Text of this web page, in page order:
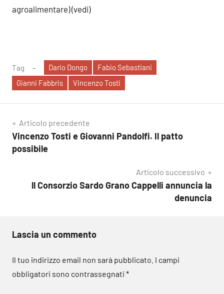
agroalimentare) (vedi)
Tag Dario Dongo
Fabio Sebastiani
Gianni Fabbris
Vincenzo Tosti
Navigazione
articoli
Articolo precedente
Vincenzo Tosti e Giovanni Pandolfi. Il patto
possibile
Articolo successivo
ll Consorzio Sardo Grano Cappelli annuncia la
denuncia
Lascia un commento
Il tuo indirizzo email non sarà pubblicato. I campi
obbligatori sono contrassegnati *